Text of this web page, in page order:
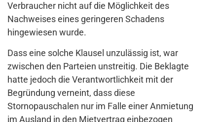
Verbraucher nicht auf die Möglichkeit des
Nachweises eines geringeren Schadens
hingewiesen wurde.
Dass eine solche Klausel unzulässig ist, war
zwischen den Parteien unstreitig. Die Beklagte
hatte jedoch die Verantwortlichkeit mit der
Begründung verneint, dass diese
Stornopauschalen nur im Falle einer Anmietung
im Ausland in den Mietvertrag einbezogen